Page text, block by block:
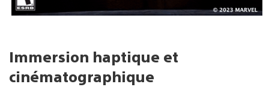
Immersion haptique et
cinématographique